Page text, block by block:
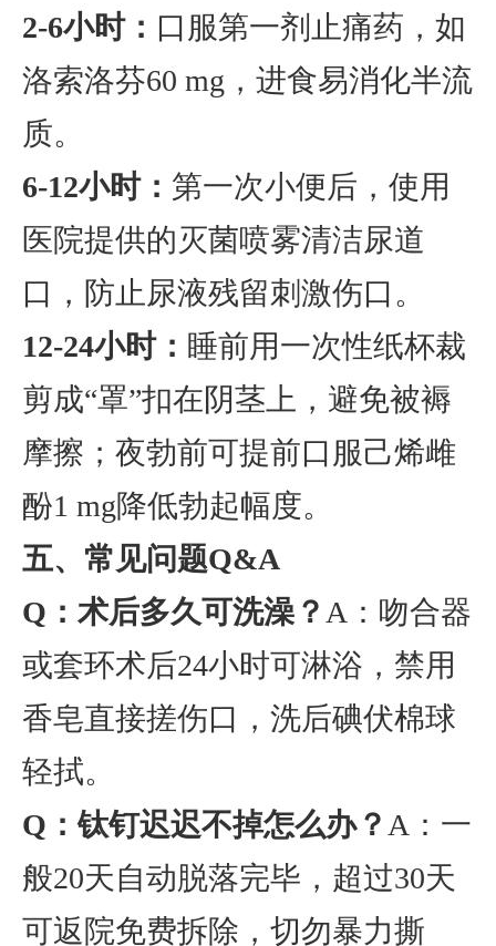
2-6小时： 口服第一剂止痛药，如
洛索洛芬60 mg，进食易消化半流
质。
6-12小时： 第一次小便后，使用
医院提供的灭菌喷雾清洁尿道
口，防止尿液残留刺激伤口。
12-24小时： 睡前用一次性纸杯裁
剪成“罩”扣在阴茎上，避免被褥
摩擦；夜勃前可提前口服己烯雌
酚1 mg降低勃起幅度。
五、常见问题Q&A
Q：术后多久可洗澡？A：吻合器
或套环术后24小时可淋浴，禁用
香皂直接搓伤口，洗后碘伏棉球
轻拭。
Q：钛钉迟迟不掉怎么办？A：一
般20天自动脱落完毕，超过30天
可返院免费拆除，切勿暴力撕